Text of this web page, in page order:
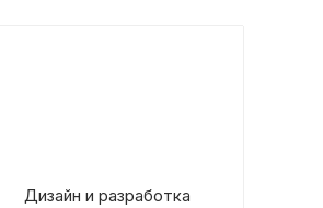
Дизайн и разработка